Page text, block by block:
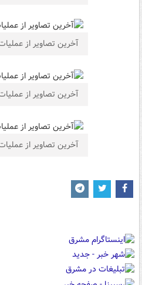
آخرین تصاویر از
آخرین تصاویر از
آخرین تصاویر از